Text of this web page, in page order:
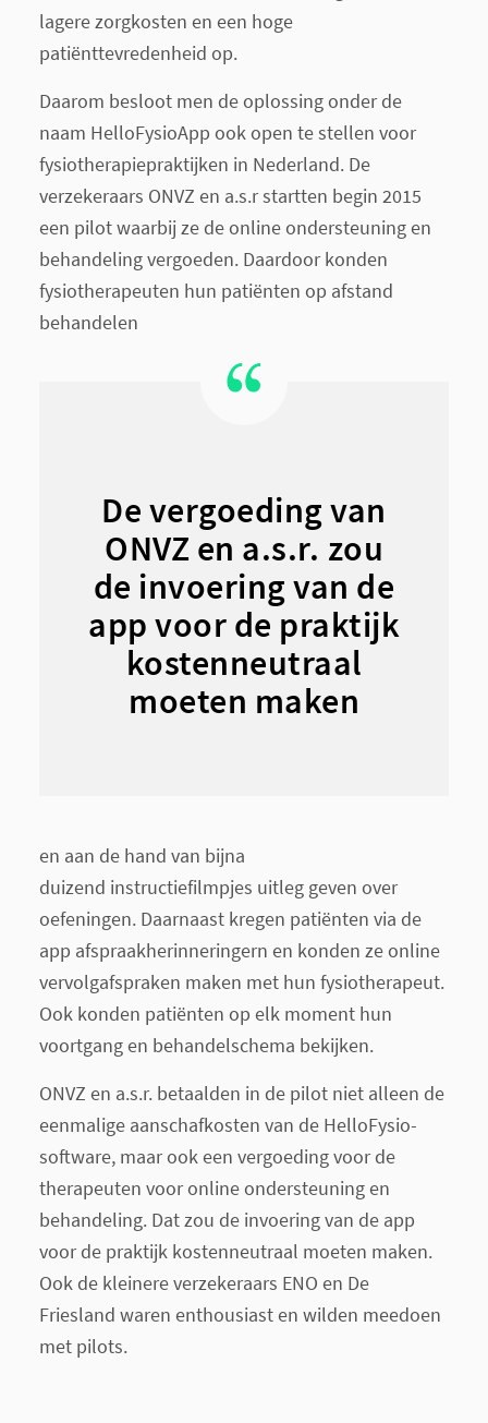
lagere zorgkosten en een hoge
patiënttevredenheid op.
Daarom besloot men de oplossing onder de
naam HelloFysioApp ook open te stellen voor
fysiotherapiepraktijken in Nederland. De
verzekeraars ONVZ en a.s.r startten begin 2015
een pilot waarbij ze de online ondersteuning en
behandeling vergoeden. Daardoor konden
fysiotherapeuten hun patiënten op afstand
behandelen
De vergoeding van
ONVZ en a.s.r. zou
de invoering van de
app voor de praktijk
kostenneutraal
moeten maken
en aan de hand van bijna
duizend instructiefilmpjes uitleg geven over
oefeningen. Daarnaast kregen patiënten via de
app afspraakherinneringern en konden ze online
vervolgafspraken maken met hun fysiotherapeut.
Ook konden patiënten op elk moment hun
voortgang en behandelschema bekijken.
ONVZ en a.s.r. betaalden in de pilot niet alleen de
eenmalige aanschafkosten van de HelloFysio-
software, maar ook een vergoeding voor de
therapeuten voor online ondersteuning en
behandeling. Dat zou de invoering van de app
voor de praktijk kostenneutraal moeten maken.
Ook de kleinere verzekeraars ENO en De
Friesland waren enthousiast en wilden meedoen
met pilots.